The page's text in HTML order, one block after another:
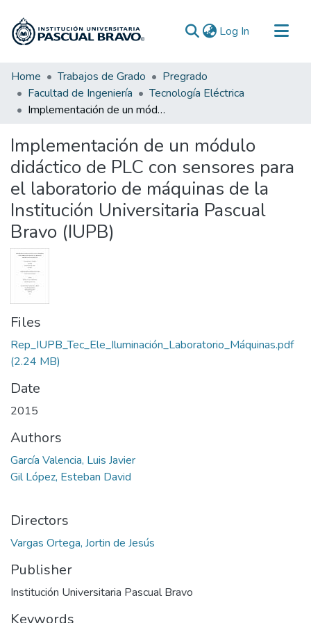
Log In (current)
Communities & Collections
All of DSpace
Statistics
Home Trabajos de Grado
Pregrado
Facultad de Ingeniería
Tecnología Eléctrica
Implementación de un módulo didáctico de PLC con sensores para el laboratorio de máquinas de la Institución Universitaria Pascual Bravo (IUPB)
Implementación de un módulo
didáctico de PLC con sensores para
el laboratorio de máquinas de la
Institución Universitaria Pascual
Bravo (IUPB)
Files
Rep_IUPB_Tec_Ele_Iluminación_Laboratorio_Máquinas.pdf
(2.24 MB)
Date
2015
Authors
García Valencia, Luis Javier
Gil López, Esteban David
Directors
Vargas Ortega, Jortin de Jesús
Publisher
Institución Universitaria Pascual Bravo
Keywords